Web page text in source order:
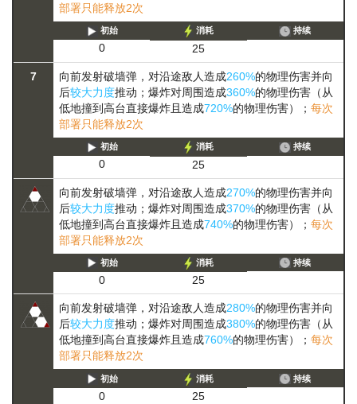
部署只能释放2次
初始
0
消耗
25
持续
7 向前发射破墙弹，对沿途敌人造成260%的物理伤害并向
后较大力度推动；爆炸对周围造成360%的物理伤害（从
低地撞到高台直接爆炸且造成720%的物理伤害）； 每次
部署只能释放2次
初始
0
消耗
25
持续
向前发射破墙弹，对沿途敌人造成270%的物理伤害并向
后较大力度推动；爆炸对周围造成370%的物理伤害（从
低地撞到高台直接爆炸且造成740%的物理伤害）； 每次
部署只能释放2次
初始
0
消耗
25
持续
向前发射破墙弹，对沿途敌人造成280%的物理伤害并向
后较大力度推动；爆炸对周围造成380%的物理伤害（从
低地撞到高台直接爆炸且造成760%的物理伤害）； 每次
部署只能释放2次
初始
0
消耗
25
持续